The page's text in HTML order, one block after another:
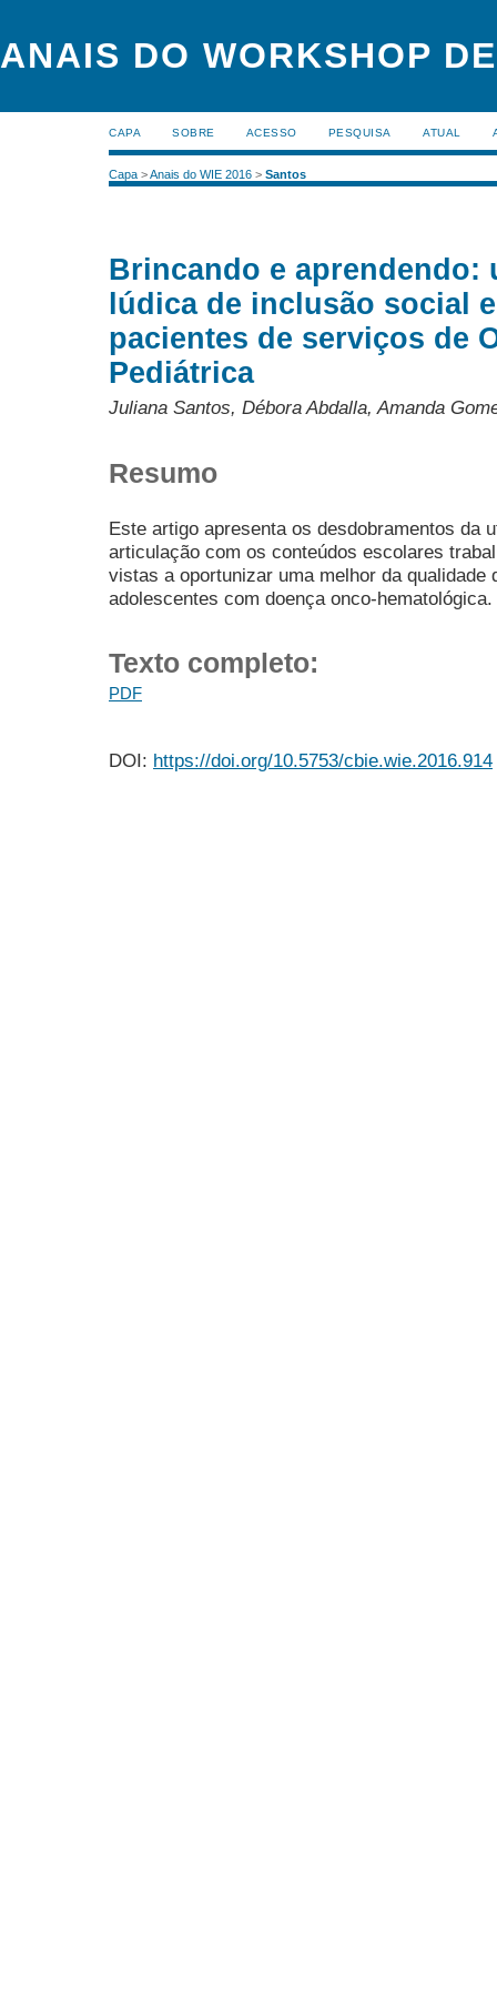
ANAIS DO WORKSHOP
CAPA SOBRE ACESSO PESQUISA ATUAL
Capa >Anais do WIE 2016 > Santos
Brincando e aprendendo:
lúdica de inclusão social
pacientes de serviços de
Pediátrica
Juliana Santos, Débora Abdalla, Amanda
Resumo
Este artigo apresenta os desdobramentos da
articulação com os conteúdos escolares
vistas a oportunizar uma melhor da qualidade
adolescentes com doença onco-hematológica.
Texto completo:
PDF
DOI: https://doi.org/10.5753/cbie.wie.2016.914